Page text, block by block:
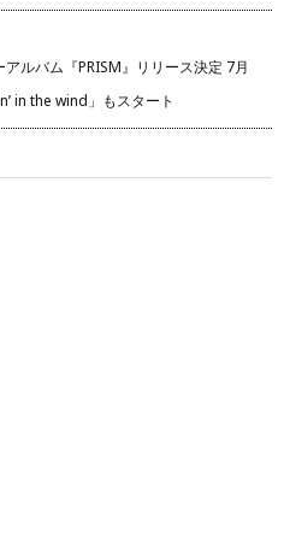
ルバム『PRISM』リリース決定 7月
in the wind」もスタート